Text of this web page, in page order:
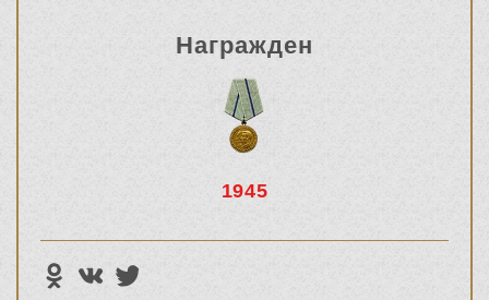
Награжден
1945